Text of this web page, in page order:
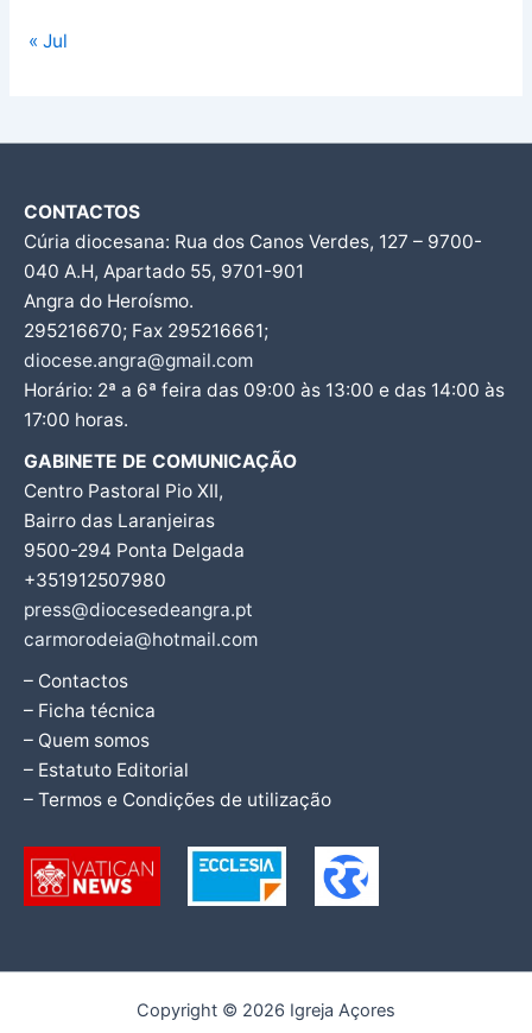
« Jul
CONTACTOS
Cúria diocesana: Rua dos Canos Verdes, 127 – 9700-
040 A.H, Apartado 55, 9701-901
Angra do Heroísmo.
295216670; Fax 295216661;
diocese.angra@gmail.com
Horário: 2ª a 6ª feira das 09:00 às 13:00 e das 14:00 às
17:00 horas.
GABINETE DE COMUNICAÇÃO
Centro Pastoral Pio XII,
Bairro das Laranjeiras
9500-294 Ponta Delgada
+351912507980
press@diocesedeangra.pt
carmorodeia@hotmail.com
– Contactos
– Ficha técnica
– Quem somos
– Estatuto Editorial
– Termos e Condições de utilização
Copyright © 2026 Igreja Açores